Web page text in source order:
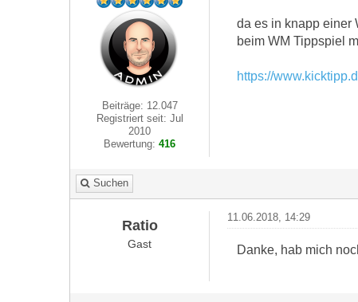
Beiträge: 12.047
Registriert seit: Jul
2010
Bewertung:416
da es in knapp einer
beim WM Tippspiel
https://
Suchen
Ratio
Gast
11.06.2018, 14:29
Danke, hab mich